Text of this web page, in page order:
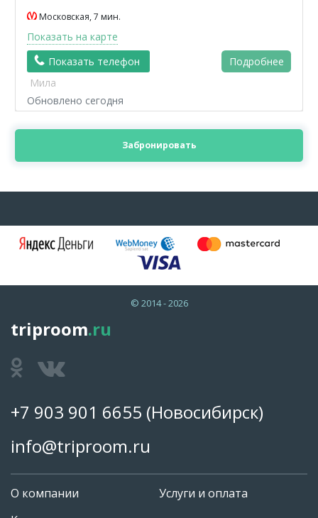
Московская, 7 мин.
Показать на карте
Показать телефон
Подробнее
Мила
Обновлено сегодня
Забронировать
© 2014 - 2026
triproom.ru
+7 903 901 6655 (Новосибирск)
info@triproom.ru
О компании
Услуги и оплата